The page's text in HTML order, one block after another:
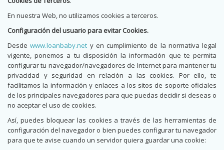
En nuestra Web, no utilizamos cookies a terceros.
Configuración del usuario para evitar Cookies.
Desdewww.loanbaby.net y en cumplimiento de la normativa legal
vigente, ponemos a tu disposición la información que te permita
configurar tu navegador/navegadores de Internet para mantener tu
privacidad y seguridad en relación a las cookies. Por ello, te
facilitamos la información y enlaces a los sitos de soporte oficiales
de los principales navegadores para que puedas decidir si deseas o
no aceptar el uso de cookies.
Así, puedes bloquear las cookies a través de las herramientas de
configuración del navegador o bien puedes configurar tu navegador
para que te avise cuando un servidor quiera guardar una cookie: